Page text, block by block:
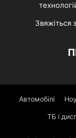
Звяжіться
Автомобілі
ТБ і